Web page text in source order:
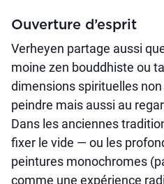
Ouverture d’esprit
Verheyen partage aussi
moine zen bouddhiste ou
dimensions spirituelles
peindre mais aussi au
Dans les anciennes
fixer le vide — ou les
peintures monochromes
comme une expérience